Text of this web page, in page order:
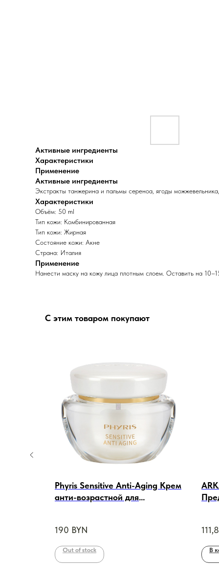
Активные ингредиенты
Характеристики
Применение
Активные ингредиенты
Экстракты танжерина и пальмы сереноа, ягоды
Характеристики
Объём: 50 ml
Тип кожи: Комбинированная
Тип кожи: Жирная
Состояние кожи: Акне
Страна: Италия
Применение
Нанести маску на кожу лица плотным слоем. Оставить на
С этим товаром покупают
Phyris Sensitive Anti-Aging Крем
анти-возрастной для
190 BYN
Out of stock
111,8
В